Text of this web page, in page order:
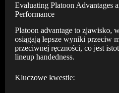
Evaluating Platoon Advantages
Performance
Platoon advantage to zjawisko,
osiągają lepsze wyniki przeciw
przeciwnej ręczności, co jest
lineup handedness.
Kluczowe kwestie: